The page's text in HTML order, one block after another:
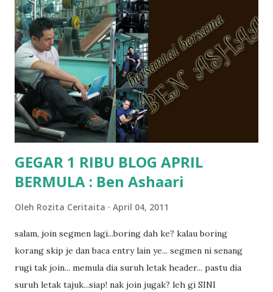
jugak masa alahai teruknya kami sebagai ibubapa.. dan kami
terasa jugak semakin teruk bila abg long dah masuk 2 tahun
kat salah satu tadika swasta ni.. tapi nampaknya kenal huruf
pun tak tau.. pengsan aku bila ingat balik.. aku mula fikir
mungkin sebab abg long sendiri jenis budak yang ada
masalah dyslexia.. tapi minor la.. nanti la aku cerita pasal
dyslexia tu.. lepas tu kami buat keputusan pu...
GEGAR 1 RIBU BLOG APRIL
BERMULA : Ben Ashaari
Oleh Rozita Ceritaita April 04, 2011
salam, join segmen lagi...boring dah ke? kalau boring
korang skip je dan baca entry lain ye... segmen ni senang
rugi tak join... memula dia suruh letak header... pastu dia
suruh letak tajuk...siap! nak join jugak? leh gi SINI